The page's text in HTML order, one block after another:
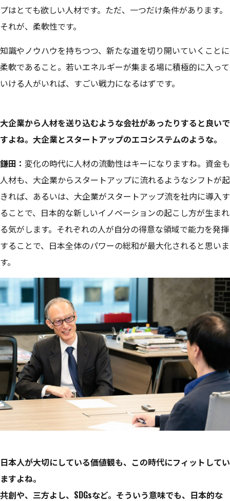
プはとても欲しい人材です。ただ、一つだけ条件があります。
それが、柔軟性です。
知識やノウハウを持ちつつ、新たな道を切り開いていくことに
柔軟であること。若いエネルギーが集まる場に積極的に入って
いける人がいれば、すごい戦力になるはずです。
大企業から人材を送り込むような会社があったりすると良いで
すよね。大企業とスタートアップのエコシステムのような。
鎌田： 変化の時代に人材の流動性はキーになりますね。資金も
人材も、大企業からスタートアップに流れるようなシフトが起
きれば、あるいは、大企業がスタートアップ流を社内に導入す
ることで、日本的な新しいイノベーションの起こし方が生まれ
る気がします。それぞれの人が自分の得意な領域で能力を発揮
することで、日本全体のパワーの総和が最大化されると思いま
す。
日本人が大切にしている価値観も、この時代にフィットしてい
ますよね。
共創や、三方よし、SDGsなど。そういう意味でも、日本的な